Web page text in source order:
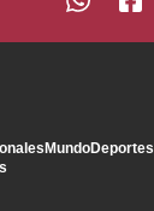
MundoDeportes